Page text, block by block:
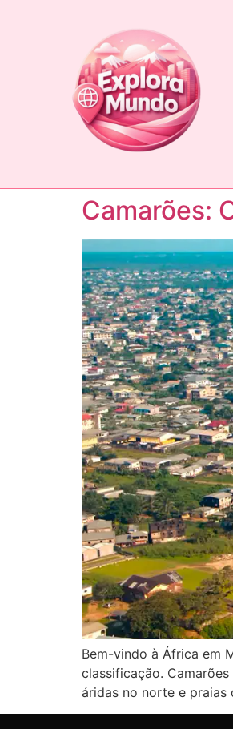
Camarões:
Bem-vindo à África em
classificação.
áridas no norte e